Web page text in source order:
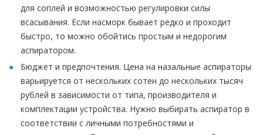
для соплей и возможностью регулировки силы
всасывания. Если насморк бывает редко и проходит
быстро, то можно обойтись простым и недорогим
аспиратором.
Бюджет и предпочтения. Цена на назальные аспираторы
варьируется от нескольких сотен до нескольких тысяч
рублей в зависимости от типа, производителя и
комплектации устройства. Нужно выбирать аспиратор в
соответствии с личными потребностями и